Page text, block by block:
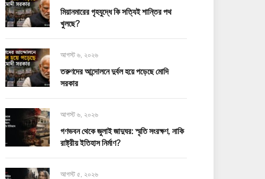
মিয়ানমারের গৃহযুদ্ধে কি সত্যিই শান্তির পথ
খুলছে?
আগস্ট ৬, ২০২৬
তরুণদের আন্দোলনে দুর্বল হয়ে পড়েছে মোদি
সরকার
আগস্ট ৬, ২০২৬
গণভবন থেকে জুলাই জাদুঘর: স্মৃতি সংরক্ষণ, নাকি
রাষ্ট্রীয় ইতিহাস নির্মাণ?
আগস্ট ৫, ২০২৬